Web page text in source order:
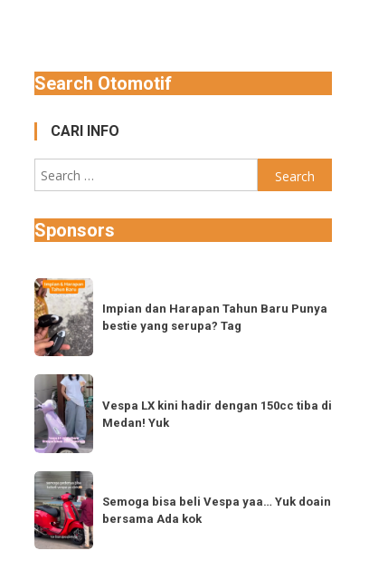
Search Otomotif
CARI INFO
Search
for:
Sponsors
Impian
dan
Harapan
Tahun
Baru
Punya
bestie
yang
Tag
Impian dan Harapan Tahun Baru Punya
bestie yang serupa? Tag
Vespa
LX
kini
hadir
dengan
150cc
tiba
di
Vespa LX kini hadir dengan 150cc tiba di
Medan! Yuk
Semoga
bisa
beli
Vespa
Semoga bisa beli Vespa yaa… Yuk doain
bersama Ada kok